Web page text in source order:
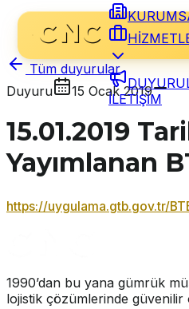
İLETİŞİM
Tüm duyurular
Duyuru
15 Ocak 2019
15.01.2019
Yayımlanan
https://uygulama.gtb.gov.tr/
1990’dan bu yana gümrük
lojistik çözümlerinde güvenilir